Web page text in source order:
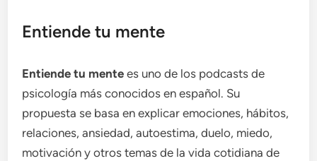
Entiende tu mente
Entiende tu mente es uno de los podcasts de
psicología más conocidos en español. Su
propuesta se basa en explicar emociones, hábitos,
relaciones, ansiedad, autoestima, duelo, miedo,
motivación y otros temas de la vida cotidiana de